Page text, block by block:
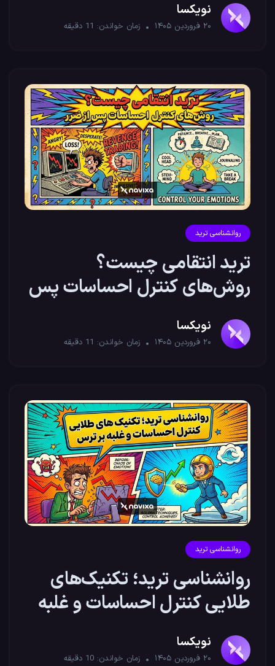
نویکسا
۲۰ فروردین ۱۴۰۵ زمان خواندن: 11 دقیقه
روانشناسی ترید
ترید انتقامی چیست؟
روش‌های کنترل احساسات پس
از ضرر
نویکسا
۲۰ فروردین ۱۴۰۵ زمان خواندن: 11 دقیقه
روانشناسی ترید
روانشناسی ترید؛ تکنیک‌های
طلایی کنترل احساسات و غلبه
بر ترس
نویکسا
۲۰ فروردین ۱۴۰۵ زمان خواندن: 10 دقیقه